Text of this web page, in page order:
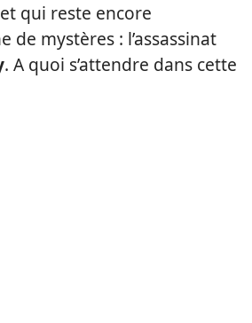
qui reste encore
de mystères : l’assassinat
. A quoi s’attendre dans cette